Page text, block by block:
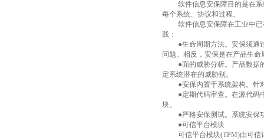
软件信息安保障目的是在
每个系统、协议和过程。
软件信息安保障在工业中
践：
●生命周期方法。安保须通
问题。相反，安保是在产品生
●面的威胁分析。产品数据
定系统潜在的威胁别。
●安保内置于系统架构。针
●定期代码审查。在源代码
块。
●严格安保测试。系统安保
●可信平台模块
可信平台模块(TPM)由可信